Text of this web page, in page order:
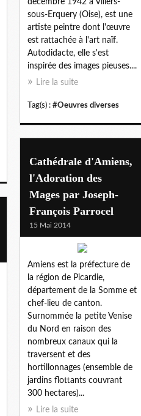
décembre 1942 à Villers-
sous-Erquery (Oise), est une
artiste peintre dont l'œuvre
est rattachée à l'art naïf.
Autodidacte, elle s'est
inspirée des images pieuses....
Lire la suite
Tag(s) : #Oeuvres diverses
Cathédrale d'Amiens,
l'Adoration des
Mages par Joseph-
François Parrocel
15 Mai 2014
Amiens est la préfecture de
la région de Picardie,
département de la Somme et
chef-lieu de canton.
Surnommée la petite Venise
du Nord en raison des
nombreux canaux qui la
traversent et des
hortillonnages (ensemble de
jardins flottants couvrant
300 hectares)...
Lire la suite